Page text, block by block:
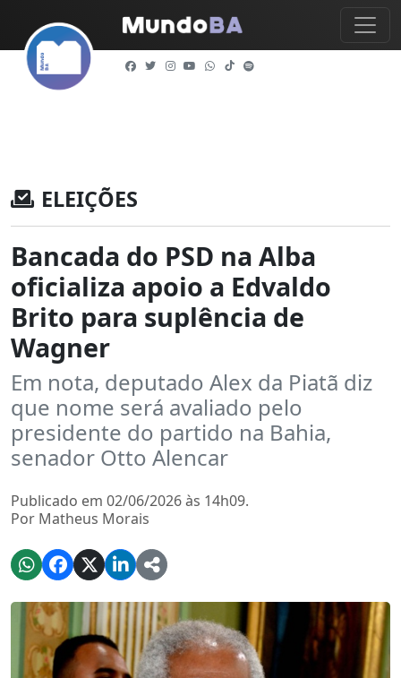
ELEIÇÕES
Bancada do PSD na Alba
oficializa apoio a Edvaldo
Brito para suplência de
Wagner
Em nota, deputado Alex da Piatã diz
que nome será avaliado pelo
presidente do partido na Bahia,
senador Otto Alencar
Publicado em 02/06/2026 às 14h09.
Por Matheus Morais